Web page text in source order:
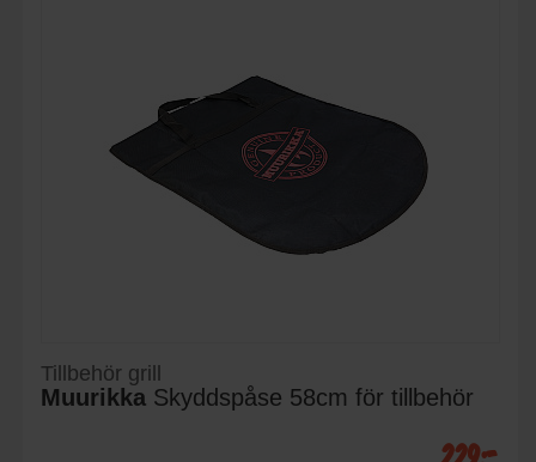
Tillbehör grill
Muurikka Skyddspåse 58cm för tillbehör